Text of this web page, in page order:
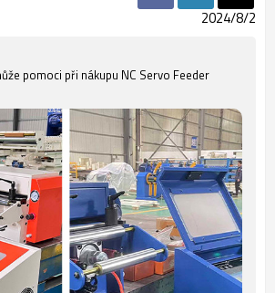
2024/8/2
pomoci při nákupu NC Servo Feeder